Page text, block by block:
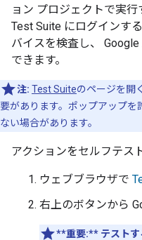
ョン プロジェクトで実行
Test Suite にログインする
バイスを検査し、
できます。
注: Test Suiteのページを開
要があります。ポップアップ
ない場合があります。
アクションをセルフテス
ウェブブラウザで
右上のボタンから
**重要:** テストす